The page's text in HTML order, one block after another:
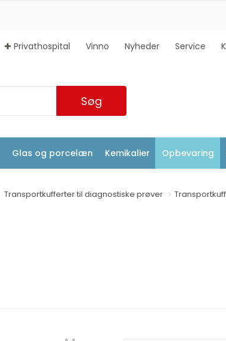
✚ Privathospital Vinno Nyheder Service
Søg
Glas og porcelæn Kemikalier Opbevaring
Transportkufferter til diagnostiske prøver